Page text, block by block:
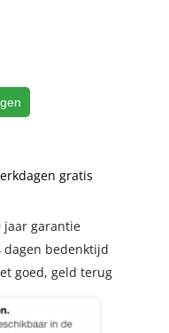
gratis
jaar garantie
dagen bedenktijd
goed, geld terug